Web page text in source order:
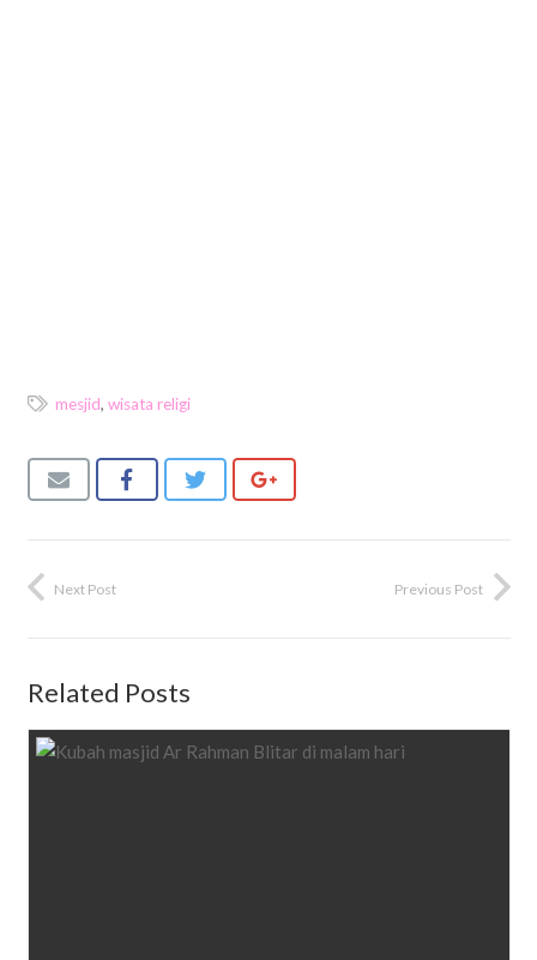
mesjid, wisata religi
Previous Post
Next Post
Related Posts